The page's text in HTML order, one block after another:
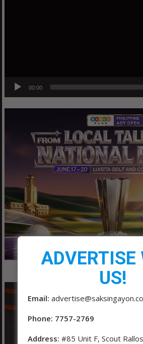
00:00
ADVERTISE
US!
Email:
Phone: 7757-2769
Address: #85 Unit F, Scout